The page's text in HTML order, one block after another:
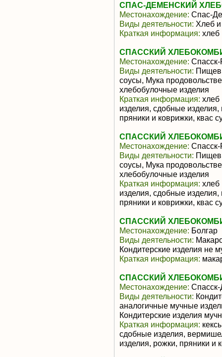
СПАС-ДЕМЕНСКИЙ
Местонахождение: Спас-
Виды деятельности: Хлеб
Краткая информация: хлеб
СПАССКИЙ
Местонахождение: Спасск-
Виды деятельности:
соусы, Мука
хлебобулочные изделия
Краткая информация: хлеб
изделия, сдобные
пряники и коврижки, квас
СПАССКИЙ
Местонахождение: Спасск-
Виды деятельности:
соусы, Мука
хлебобулочные изделия
Краткая информация: хлеб
изделия, сдобные
пряники и коврижки, квас
СПАССКИЙ
Местонахождение: Болгар
Виды деятельности:
Кондитерские изделия не
Краткая информация:
СПАССКИЙ
Местонахождение:
Виды деятельности:
аналогичные мучные
Кондитерские изделия
Краткая информация:
сдобные изделия,
изделия, рожки, пряники и